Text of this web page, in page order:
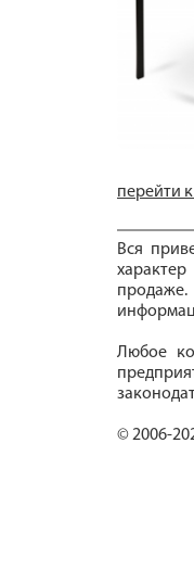
перейти
Вся
Любое
© 2006-